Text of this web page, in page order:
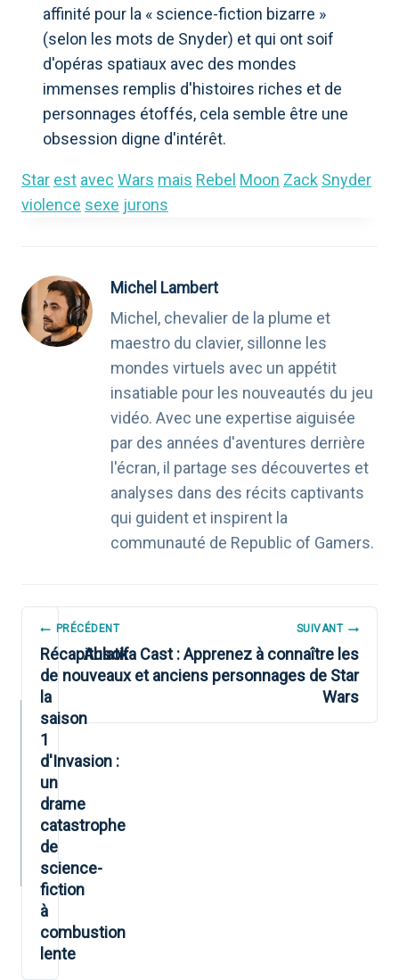
affinité pour la « science-fiction bizarre »
(selon les mots de Snyder) et qui ont soif
d'opéras spatiaux avec des mondes
immenses remplis d'histoires riches et de
personnages étoffés, cela semble être une
obsession digne d'intérêt.
Star est avec Wars mais Rebel Moon Zack Snyder
violence sexe jurons
Michel Lambert
Michel, chevalier de la plume et
maestro du clavier, sillonne les
mondes virtuels avec un appétit
insatiable pour les nouveautés du jeu
vidéo. Avec une expertise aiguisée
par des années d'aventures derrière
l'écran, il partage ses découvertes et
analyses dans des récits captivants
qui guident et inspirent la
communauté de Republic of Gamers.
NAVIGATION
DE
L’ARTICLE
PRÉCÉDENT
Récapitulatif
de
la
saison
1
d'Invasion :
un
drame
catastrophe
de
science-
fiction
à
combustion
lente
SUIVANT
Ahsoka Cast : Apprenez à connaître les
nouveaux et anciens personnages de Star
Wars